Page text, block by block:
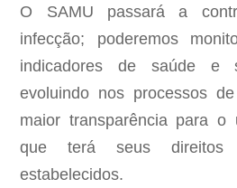
O SAMU passará a
infecção; poderemos
indicadores de saúde e
evoluindo nos processos
maior transparência para o
que terá seus
estabelecidos.